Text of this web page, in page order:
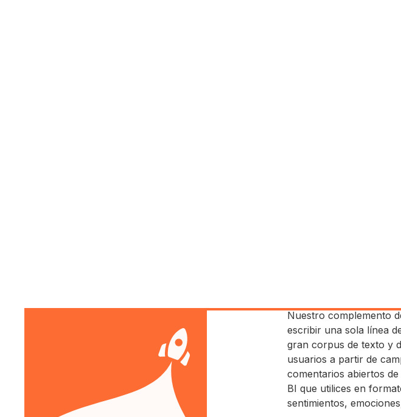
Nuestro complemento
escribir una sola línea
gran corpus de texto y
usuarios a partir de
comentarios abiertos
BI que utilices en
sentimientos,